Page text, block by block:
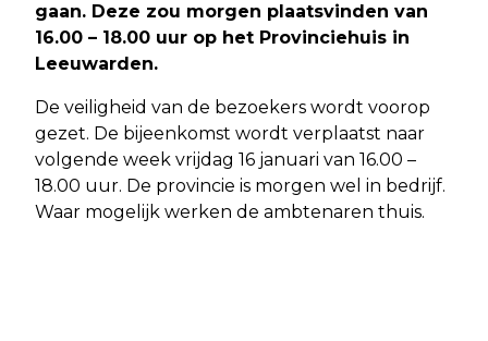
gaan. Deze zou morgen plaatsvinden van
16.00 – 18.00 uur op het Provinciehuis in
Leeuwarden.
De veiligheid van de bezoekers wordt voorop
gezet. De bijeenkomst wordt verplaatst naar
volgende week vrijdag 16 januari van 16.00 –
18.00 uur. De provincie is morgen wel in bedrijf.
Waar mogelijk werken de ambtenaren thuis.